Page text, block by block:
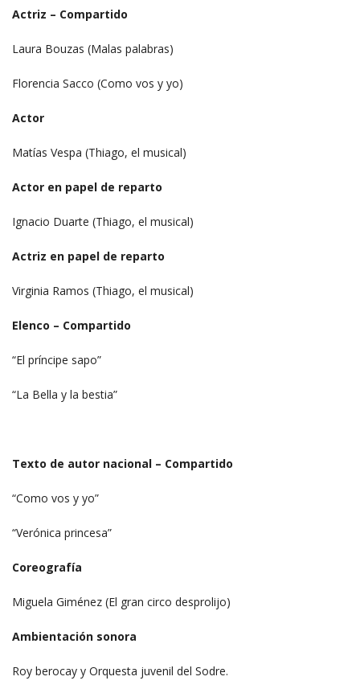
Actriz – Compartido
Laura Bouzas (Malas palabras)
Florencia Sacco (Como vos y yo)
Actor
Matías Vespa (Thiago, el musical)
Actor en papel de reparto
Ignacio Duarte (Thiago, el musical)
Actriz en papel de reparto
Virginia Ramos (Thiago, el musical)
Elenco – Compartido
“El príncipe sapo”
“La Bella y la bestia”
Texto de autor nacional – Compartido
“Como vos y yo”
“Verónica princesa”
Coreografía
Miguela Giménez (El gran circo desprolijo)
Ambientación sonora
Roy berocay y Orquesta juvenil del Sodre.